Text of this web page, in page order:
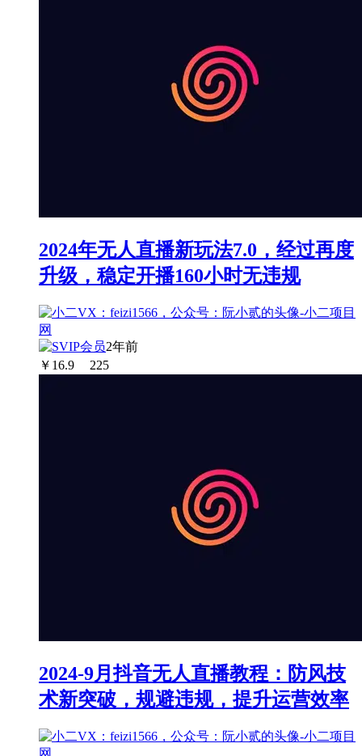
2024年无人直播新玩法7.0，经过再度
升级，稳定开播160小时无违规
2年前
￥ 16.9 225
2024-9月抖音无人直播教程：防风技
术新突破，规避违规，提升运营效率